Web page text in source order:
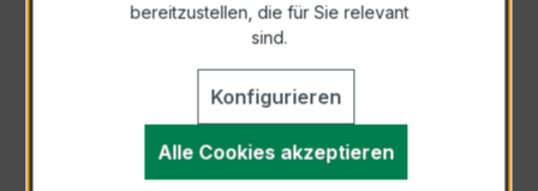
Anfrage telefonisch
Als PDF exportieren
bereitzustellen, die für Sie relevant
sind.
Konfigurieren
Alle Cookies akzeptieren